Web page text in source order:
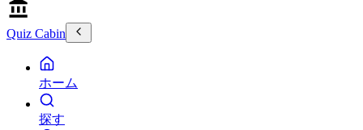
Quiz Cabin
ホーム
探す